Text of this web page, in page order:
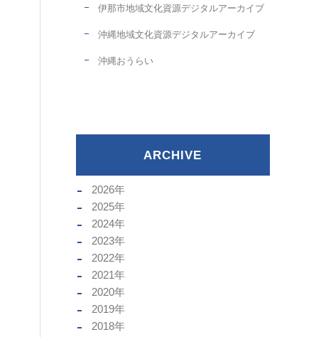
伊那市地域文化資源デジタルアーカイブ
沖縄地域文化資源デジタルアーカイブ
沖縄おうらい
ARCHIVE
2026年
2025年
2024年
2023年
2022年
2021年
2020年
2019年
2018年